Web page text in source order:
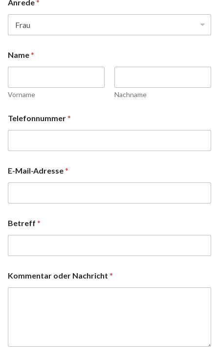
Anrede*
Name*
Vorname Nachname
Telefonnummer*
E-Mail-Adresse*
Betreff *
Kommentar oder Nachricht *